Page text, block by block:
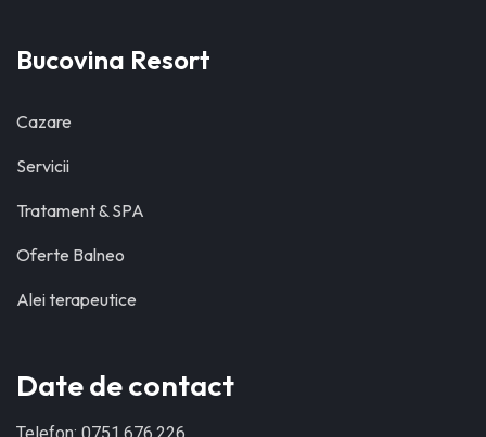
Bucovina Resort
Cazare
Servicii
Tratament & SPA
Oferte Balneo
Alei terapeutice
Date de contact